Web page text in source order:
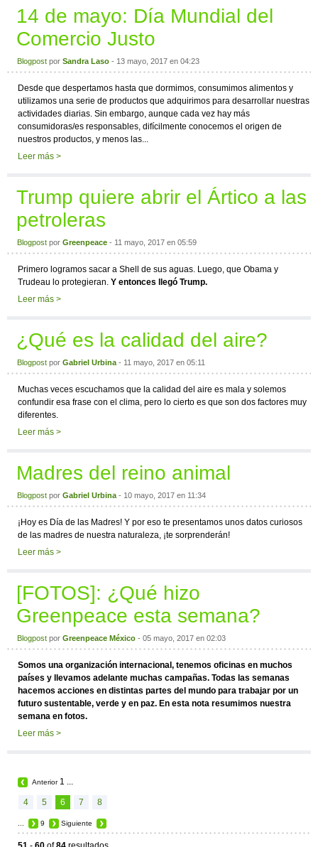
14 de mayo: Día Mundial del
Comercio Justo
Blogpost por Sandra Laso - 13 mayo, 2017 en 04:23
Desde que despertamos hasta que dormimos, consumimos alimentos y
utilizamos una serie de productos que adquirimos para desarrollar nuestras
actividades diarias. Sin embargo, aunque cada vez hay más
consumidoras/es responsables, difícilmente conocemos el origen de
nuestros productos, y menos las...
Leer más >
Trump quiere abrir el Ártico a las
petroleras
Blogpost por Greenpeace - 11 mayo, 2017 en 05:59
Primero logramos sacar a Shell de sus aguas. Luego, que Obama y
Trudeau lo protegieran. Y entonces llegó Trump.
Leer más >
¿Qué es la calidad del aire?
Blogpost por Gabriel Urbina - 11 mayo, 2017 en 05:11
Muchas veces escuchamos que la calidad del aire es mala y solemos
confundir esa frase con el clima, pero lo cierto es que son dos factores muy
diferentes.
Leer más >
Madres del reino animal
Blogpost por Gabriel Urbina - 10 mayo, 2017 en 11:34
¡Hoy es Día de las Madres! Y por eso te presentamos unos datos curiosos
de las madres de nuestra naturaleza, ¡te sorprenderán!
Leer más >
[FOTOS]: ¿Qué hizo
Greenpeace esta semana?
Blogpost por Greenpeace México - 05 mayo, 2017 en 02:03
Somos una organización internacional, tenemos oficinas en muchos
países y llevamos adelante muchas campañas. Todas las semanas
hacemos acciones en distintas partes del mundo para trabajar por un
futuro sustentable, verde y en paz. En esta nota resumimos nuestra
semana en fotos.
Leer más >
Anterior 1 ...
4 5 6 7 8
9 Siguiente